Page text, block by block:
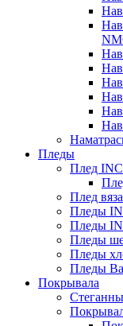
Пледы
Плед
Плед
Пледы
Пледы
Пледы
Пледы
Пледы
Покрывала